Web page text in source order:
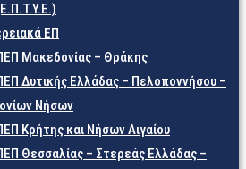
ΕΠ
Μακεδονίας – Θράκης
Δυτικής Ελλάδας – Πελοποννήσου –
Νήσων
Κρήτης και Νήσων Αιγαίου
Θεσσαλίας – Στερεάς Ελλάδας –